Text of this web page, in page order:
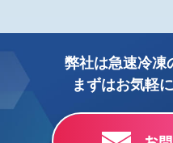
弊社は急速冷凍
まずはお気軽